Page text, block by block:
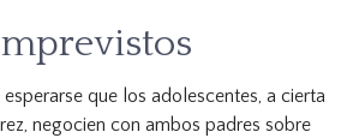
que los adolescentes, a cierta
negocien con ambos padres sobre